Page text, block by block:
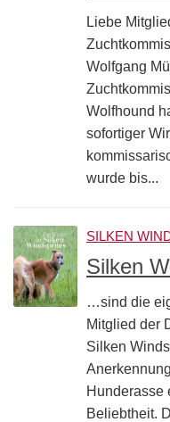
Liebe
Wolfgang
Wolfhound
sofortiger
wurde bis...
SILKEN
Silken
…sind die
Mitglied der
Silken
Hunderasse
Beliebtheit.